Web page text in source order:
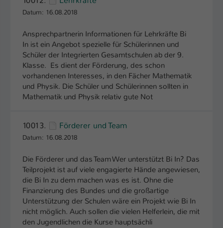
Datum: 16.08.2018
Ansprechpartnerin Informationen für Lehrkräfte Bi
In ist ein Angebot spezielle für Schülerinnen und
Schüler der Integrierten Gesamtschulen ab der 9.
Klasse. Es dient der Förderung, des schon
vorhandenen Interesses, in den Fächer Mathematik
und Physik. Die Schüler und Schülerinnen sollten in
Mathematik und Physik relativ gute Not
10013. Förderer und Team
Datum: 16.08.2018
Die Förderer und das Team Wer unterstützt Bi In? Das
Teilprojekt ist auf viele engagierte Hände angewiesen,
die Bi In zu dem machen was es ist. Ohne die
Finanzierung des Bundes und die großartige
Unterstützung der Schulen wäre ein Projekt wie Bi In
nicht möglich. Auch sollen die vielen Helferlein, die mit
den Jugendlichen die Kurse hauptsächli
Einstellungen. Unter anderem eine zufällig
generierte ID, für die historische
Einstellungen, falls der Webseiten-
Betreiber dies eingestellt hat.
Name fe_typo_user / PHPSESSID
Anbieter TYPO3
Laufzeit 1 Woche
Zweck
eines Intranet-Logins die Session-ID. So
kann der eingeloggte Benutzer
wiedererkannt werden und es wird ihm
Zugang zu geschützten Bereichen
gewährt.